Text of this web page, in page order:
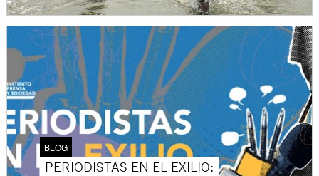
BLOG
PERIODISTAS EN EL EXILIO: